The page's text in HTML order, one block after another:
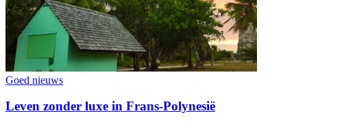
Goed nieuws
Leven zonder luxe in Frans-Polynesië